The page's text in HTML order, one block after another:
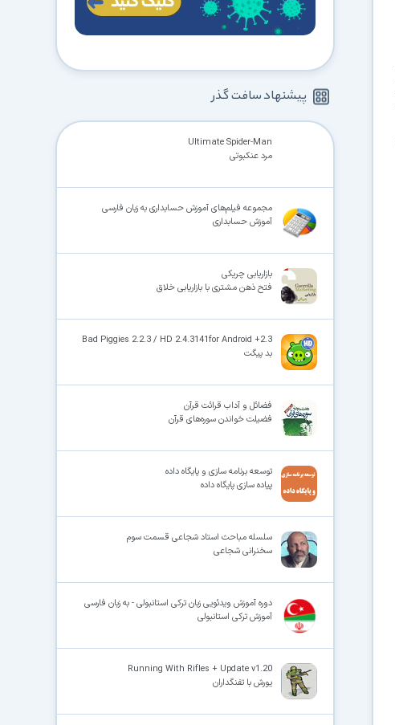
پیشنهاد سافت گذر
Ultimate Spider-Man
مرد عنکبوتی
مجموعه فیلم‌های آموزش حسابداری به زبان فارسی
آموزش حسابداری
بازاریابی چریکی
فتح ذهن مشتری با بازاریابی خلاق
Bad Piggies 2.2.3 / HD 2.4.3141for Android +2.3
بد پیگت
فضائل و آداب قرائت قرآن
فضیلت خواندن سوره‌های قرآن
توسعه برنامه سازی و پایگاه داده
پیاده سازی پایگاه داده
سلسله مباحث استاد شجاعی قسمت سوم
سخنرانی شجاعی
دوره آموزش ویدئویی زبان ترکی استانبولی - به زبان فارسی
آموزش ترکی استانبولی
Running With Rifles + Update v1.20
یورش با تفنگداران